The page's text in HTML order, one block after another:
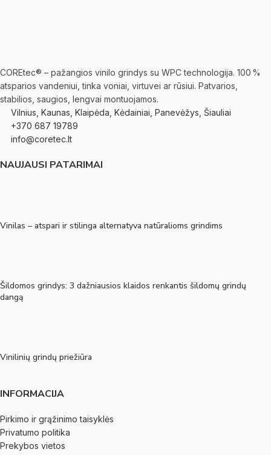
COREtec® – pažangios vinilo grindys su WPC technologija. 100 %
atsparios vandeniui, tinka voniai, virtuvei ar rūsiui. Patvarios,
stabilios, saugios, lengvai montuojamos.
Vilnius, Kaunas, Klaipėda, Kėdainiai, Panevėžys, Šiauliai
+370 687 19789
info@coretec.lt
NAUJAUSI PATARIMAI
Vinilas – atspari ir stilinga alternatyva natūralioms grindims
Šildomos grindys: 3 dažniausios klaidos renkantis šildomų grindų
dangą
Vinilinių grindų priežiūra
INFORMACIJA
Pirkimo ir grąžinimo taisyklės
Privatumo politika
Prekybos vietos